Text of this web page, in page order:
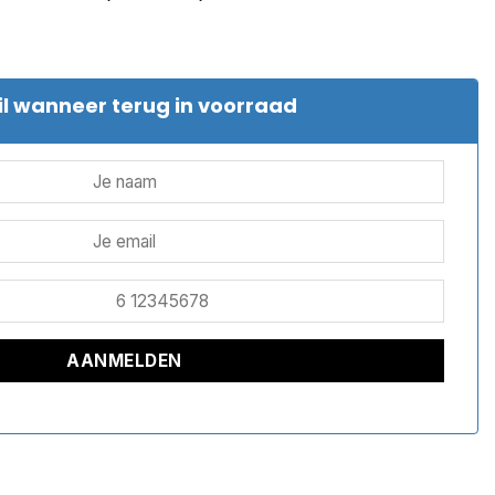
wanneer terug in voorraad